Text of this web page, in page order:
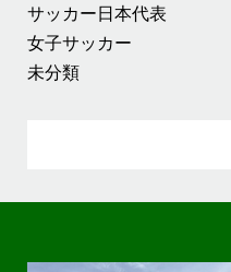
サッカー日本代表
女子サッカー
未分類